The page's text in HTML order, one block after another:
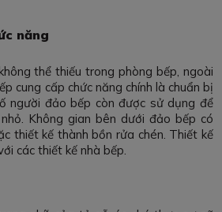
năng
thể thiếu trong phòng bếp, ngoài
cung cấp chức năng chính là chuẩn bị
người đảo bếp còn được sử dụng để
Không gian bên dưới đảo bếp có
thiết kế thành bồn rửa chén. Thiết kế
các thiết kế nhà bếp.